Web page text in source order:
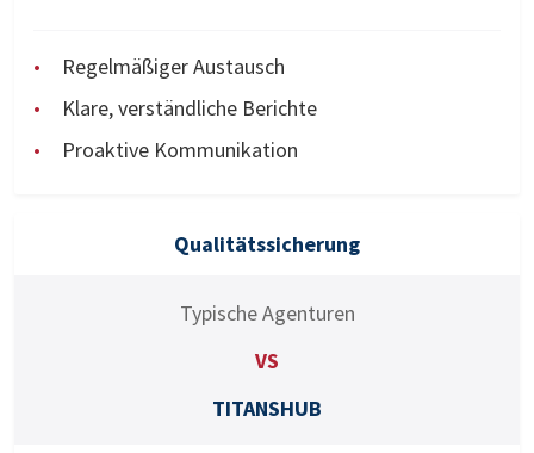
Regelmäßiger Austausch
Klare, verständliche Berichte
Proaktive Kommunikation
Qualitätssicherung
Typische Agenturen
VS
TITANSHUB